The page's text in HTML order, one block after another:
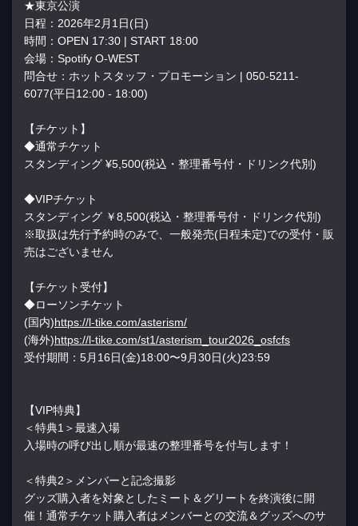
★東京公演
日程：2026年2月1日(日)
時間：OPEN 17:30 | START 18:00
会場：Spotify O-WEST
問合せ：ホットスタッフ・プロモーション | 050-5211-
6077(平日12:00 - 18:00)
【チケット】
◆通常チケット
スタンディング ¥5,500(税込・整理番号付・ドリンク代別)
◆VIPチケット
スタンディング ￥8,500(税込・整理番号付・ドリンク代別)
※取扱は先行予約時のみで、一般発売(日程未定)での受付・販
売はございません
【チケット受付】
◆ローソンチケット
(国内)https://l-tike.com/asterism/
(海外)https://l-tike.com/st1/asterism_tour2026_osfcfs
受付期間：5月16日(金)18:00〜9月30日(火)23:59
【VIP特典】
＜特典1＞最速入場
入場時の呼び出し順が最速の整理番号を付与します！
＜特典2＞メンバーと記念撮影
グッズ購入者を対象としたミート＆グリートを終演後に開
催！通常チケット購入者はメンバーとの交流＆グッズへのサ